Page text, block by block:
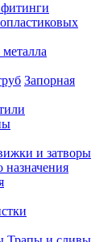
Запорная
и затворы